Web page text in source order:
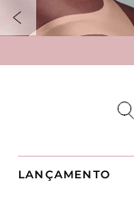
LANÇAMENTO
Pijama
Pijama Capri
Pijama Curto